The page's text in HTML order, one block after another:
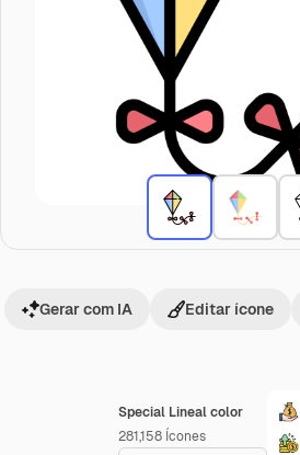
Special Lineal color
281,158 Ícones
Gerar com IA Editar ícone